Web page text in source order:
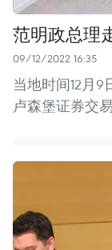
范明政总理
09/12/2022 16:35
当地时间12月
卢森堡证券交易